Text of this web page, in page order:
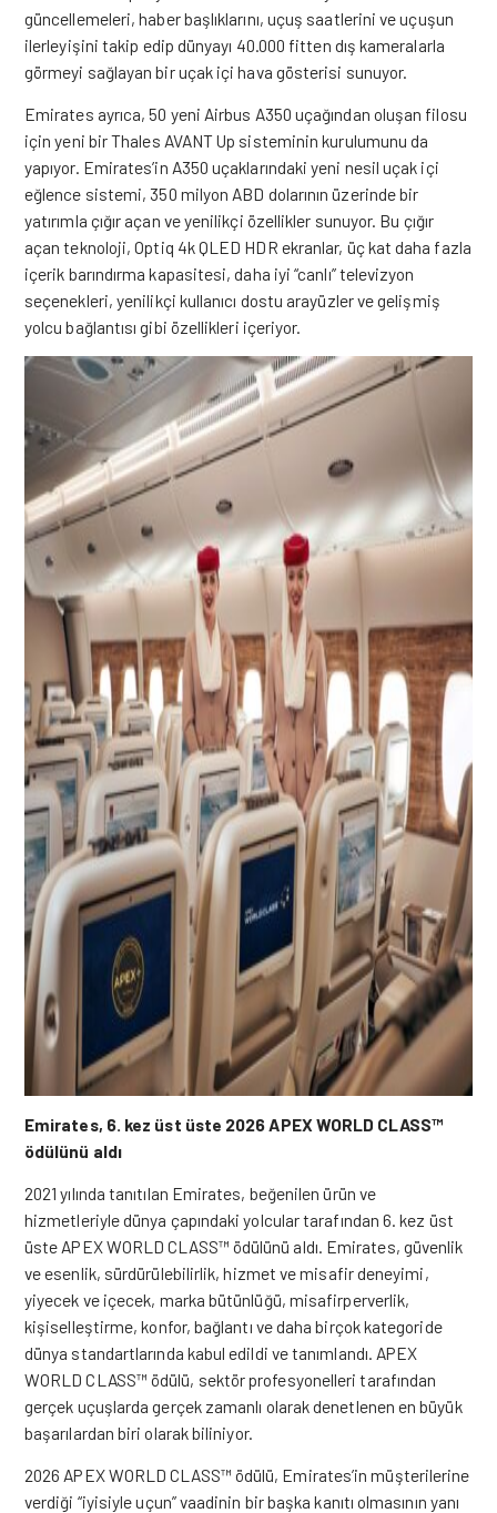
güncellemeleri, haber başlıklarını, uçuş saatlerini ve uçuşun
ilerleyişini takip edip dünyayı 40.000 fitten dış kameralarla
görmeyi sağlayan bir uçak içi hava gösterisi sunuyor.
Emirates ayrıca, 50 yeni Airbus A350 uçağından oluşan filosu
için yeni bir Thales AVANT Up sisteminin kurulumunu da
yapıyor. Emirates’in A350 uçaklarındaki yeni nesil uçak içi
eğlence sistemi, 350 milyon ABD dolarının üzerinde bir
yatırımla çığır açan ve yenilikçi özellikler sunuyor. Bu çığır
açan teknoloji, Optiq 4k QLED HDR ekranlar, üç kat daha fazla
içerik barındırma kapasitesi, daha iyi “canlı” televizyon
seçenekleri, yenilikçi kullanıcı dostu arayüzler ve gelişmiş
yolcu bağlantısı gibi özellikleri içeriyor.
Emirates, 6. kez üst üste 2026 APEX WORLD CLASS™
ödülünü aldı
2021 yılında tanıtılan Emirates, beğenilen ürün ve
hizmetleriyle dünya çapındaki yolcular tarafından 6. kez üst
üste APEX WORLD CLASS™ ödülünü aldı. Emirates, güvenlik
ve esenlik, sürdürülebilirlik, hizmet ve misafir deneyimi,
yiyecek ve içecek, marka bütünlüğü, misafirperverlik,
kişiselleştirme, konfor, bağlantı ve daha birçok kategoride
dünya standartlarında kabul edildi ve tanımlandı. APEX
WORLD CLASS™ ödülü, sektör profesyonelleri tarafından
gerçek uçuşlarda gerçek zamanlı olarak denetlenen en büyük
başarılardan biri olarak biliniyor.
2026 APEX WORLD CLASS™ ödülü, Emirates’in müşterilerine
verdiği “iyisiyle uçun” vaadinin bir başka kanıtı olmasının yanı